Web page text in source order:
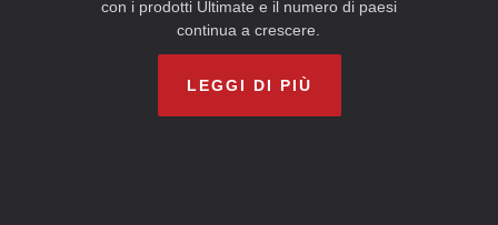
con i prodotti Ultimate e il numero di paesi
continua a crescere.
LEGGI DI PIÙ